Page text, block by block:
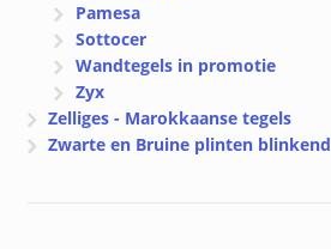
Pamesa
Sottocer
Wandtegels in promotie
Zyx
Zelliges - Marokkaanse tegels
Zwarte en Bruine plinten blinkend